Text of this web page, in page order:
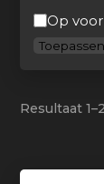
Op
Toepassen
Resultaat